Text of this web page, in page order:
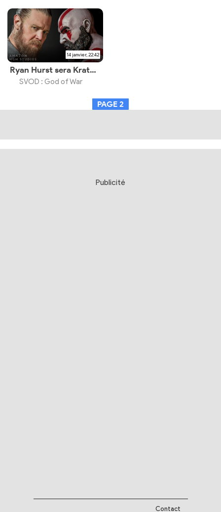
14 janvier, 22:42
Ryan Hurst sera Kratos dans la série Prime Video
SVOD : God of War
PAGE 2
Publicité
Contact